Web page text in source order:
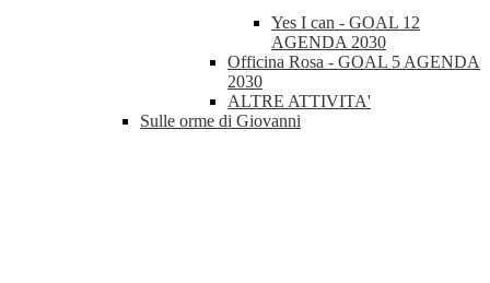
Yes I can - GOAL 12
AGENDA 2030
Officina Rosa - GOAL 5 AGENDA
2030
ALTRE ATTIVITA'
Sulle orme di Giovanni